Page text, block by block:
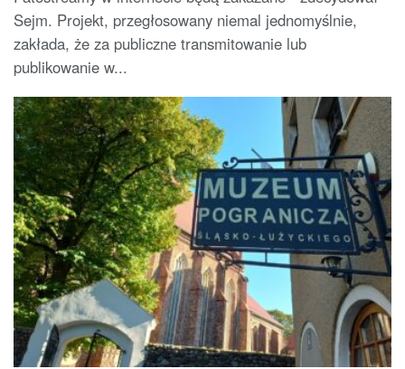
Sejm. Projekt, przegłosowany niemal jednomyślnie,
zakłada, że za publiczne transmitowanie lub
publikowanie w...